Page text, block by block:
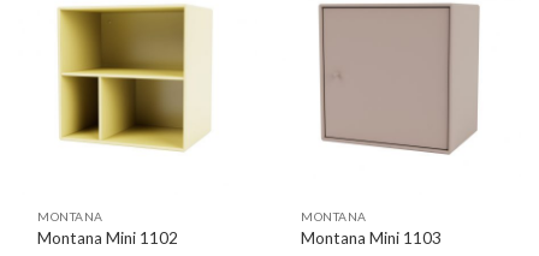
MONTANA
Montana Mini 1102
MONTANA
Montana Mini 1103